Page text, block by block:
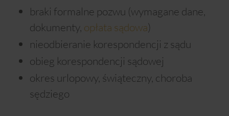
braki formalne pozwu (wymagane dane,
dokumenty, opłata sądowa)
nieodbieranie korespondencji z sądu
obieg korespondencji sądowej
okres urlopowy, świąteczny, choroba
sędziego